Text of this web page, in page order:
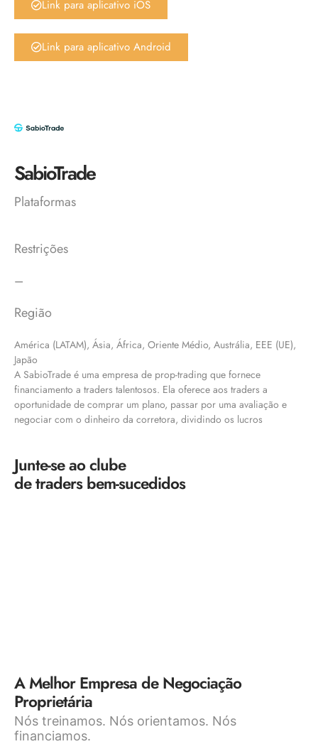
Link para aplicativo iOS
Link para aplicativo Android
SabioTrade
Plataformas
Restrições
–
Região
América (LATAM), Ásia, África, Oriente Médio, Austrália, EEE (UE),
Japão
A SabioTrade é uma empresa de prop-trading que fornece
financiamento a traders talentosos. Ela oferece aos traders a
oportunidade de comprar um plano, passar por uma avaliação e
negociar com o dinheiro da corretora, dividindo os lucros
Junte-se ao clube
de traders bem-sucedidos
A Melhor Empresa de Negociação
Proprietária
Nós treinamos. Nós orientamos. Nós
financiamos.